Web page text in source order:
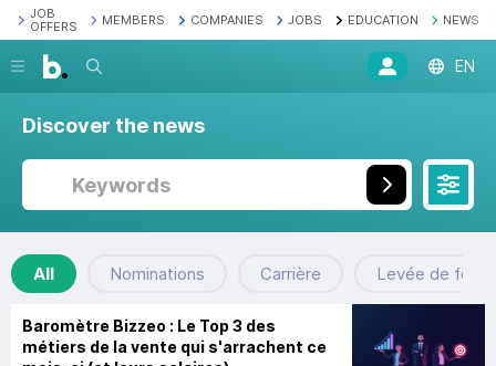
JOB
OFFERS
MEMBERS COMPANIES JOBS EDUCATION NEWS
Search EN
Discover the news
All Nominations Carrière Levée de
Baromètre Bizzeo : Le Top 3 des
métiers de la vente qui s'arrachent ce